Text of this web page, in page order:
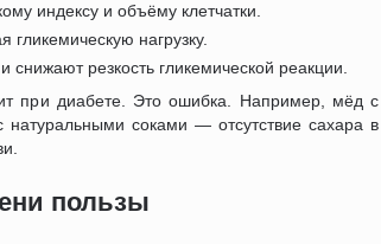
индексу и объёму клетчатки.
нагрузку.
резкость гликемической реакции.
при диабете. Это ошибка. Например, мёд с
соками — отсутствие сахара в
пользы